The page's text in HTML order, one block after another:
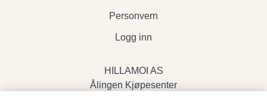
Personvern
Logg inn
HILLAMOI AS
Ålingen Kjøpesenter